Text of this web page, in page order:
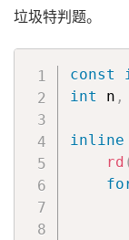
垃圾特判题。
const
int n ,
inline
rd